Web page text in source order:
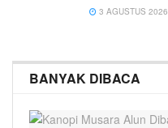
3 AGUSTUS 2026
BANYAK DIBACA